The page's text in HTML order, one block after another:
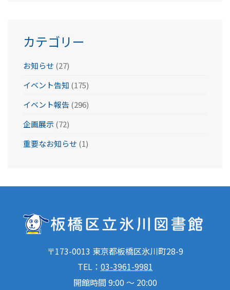
カテゴリー
お知らせ (27)
イベント告知 (175)
イベント報告 (296)
企画展示(72)
重要なお知らせ (1)
〒173-0013 東京都板橋区氷川町28-9
TEL： 03-3961-9981
開館時間 9:00 ～ 20:00